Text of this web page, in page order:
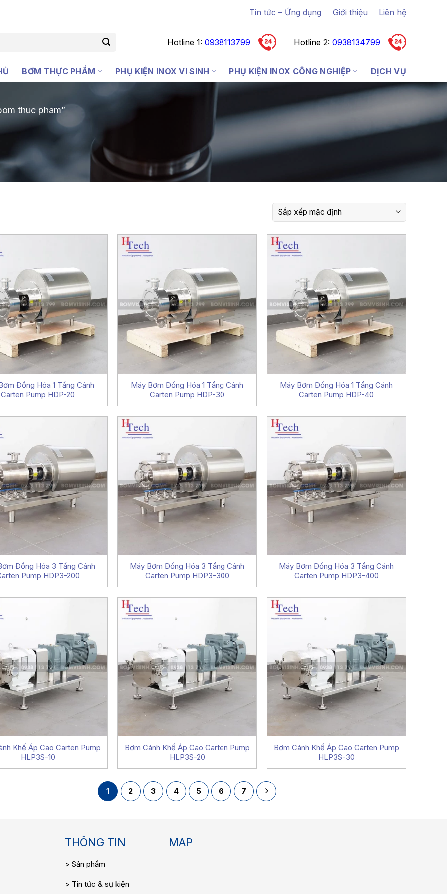
Tin tức – Ứng dụng Giới thiệu Liên hệ
Hotline 1:0938113799 Hotline 2: 0938134799
BƠM THỰC PHẨM PHỤ KIỆN INOX VI SINH PHỤ KIỆN INOX CÔNG NGHIỆP DỊCH VỤ
thuc pham”
Đồng Hóa 1 Tầng Cánh
Carten Pump HDP-20
Máy Bơm Đồng Hóa 1 Tầng Cánh
Carten Pump HDP-30
Máy Bơm Đồng Hóa 1 Tầng Cánh
Carten Pump HDP-40
Đồng Hóa 3 Tầng Cánh
Pump HDP3-200
Máy Bơm Đồng Hóa 3 Tầng Cánh
Carten Pump HDP3-300
Máy Bơm Đồng Hóa 3 Tầng Cánh
Carten Pump HDP3-400
Khế Áp Cao Carten Pump
HLP3S-10
Bơm Cánh Khế Áp Cao Carten Pump
HLP3S-20
Bơm Cánh Khế Áp Cao Carten Pump
HLP3S-30
1 2 3 4 5 6 7
THÔNG TIN
Sản phẩm
Tin tức & sự kiện
MAP